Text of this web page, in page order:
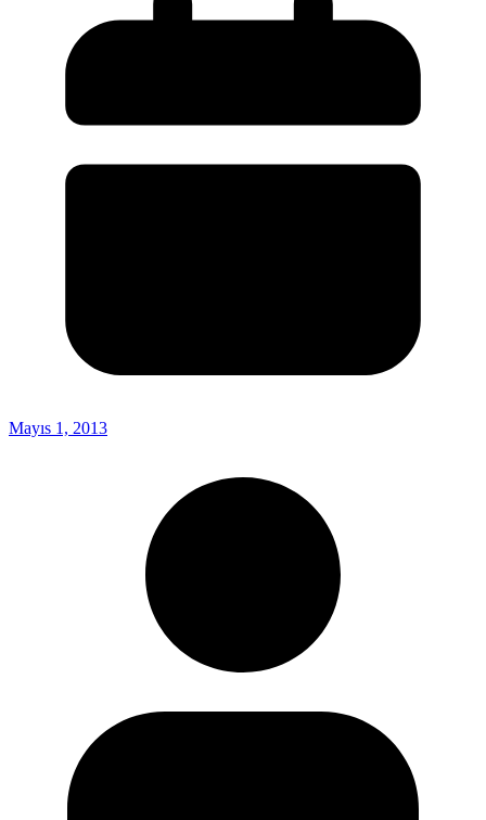
Mayıs 1, 2013